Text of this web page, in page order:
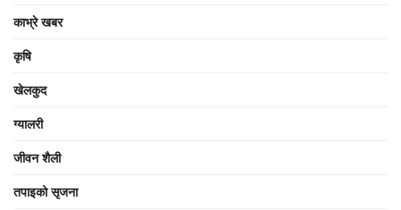
काभ्रे खबर
कृषि
खेलकुद
ग्यालरी
जीवन शैली
तपाइको सृजना